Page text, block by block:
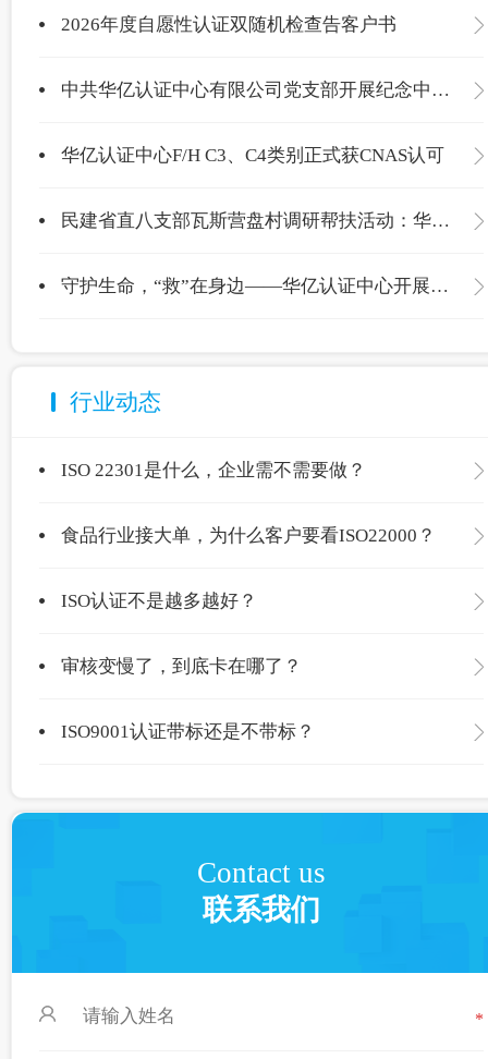
2026年度自愿性认证双随机检查告客户书
中共华亿认证中心有限公司党支部开展纪念中国共产党成立105周年主题党日活动
华亿认证中心F/H C3、C4类别正式获CNAS认可
民建省直八支部瓦斯营盘村调研帮扶活动：华亿认证中心爱心捐赠温暖校园
守护生命，“救”在身边——华亿认证中心开展应急救护专项培训
行业动态
ISO 22301是什么，企业需不需要做？
食品行业接大单，为什么客户要看ISO22000？
ISO认证不是越多越好？
审核变慢了，到底卡在哪了？
ISO9001认证带标还是不带标？
Contact us
联系我们
*